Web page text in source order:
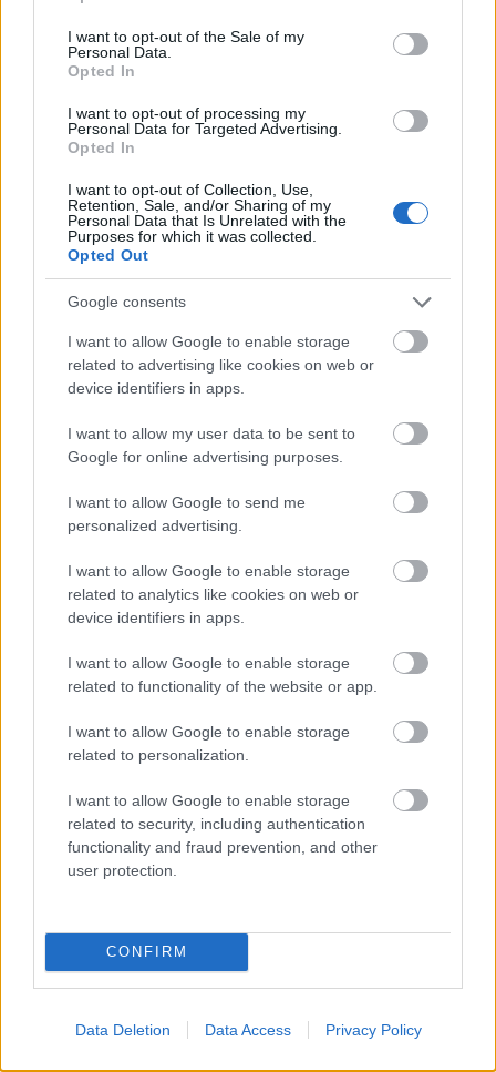
use your data for below specified purposes in below Google
consent section.
I want to opt-out of the Sale of my
Personal Data.
Opted In
I want to opt-out of processing my
Personal Data for Targeted Advertising.
Opted In
I want to opt-out of Collection, Use,
Retention, Sale, and/or Sharing of my
Personal Data that Is Unrelated with the
Purposes for which it was collected.
Opted Out
Google consents
I want to allow Google to enable storage
related to advertising like cookies on web or
device identifiers in apps.
I want to allow my user data to be sent to
Google for online advertising purposes.
I want to allow Google to send me
personalized advertising.
I want to allow Google to enable storage
related to analytics like cookies on web or
device identifiers in apps.
I want to allow Google to enable storage
related to functionality of the website or app.
I want to allow Google to enable storage
related to personalization.
I want to allow Google to enable storage
related to security, including authentication
functionality and fraud prevention, and other
user protection.
CONFIRM
Data Deletion Data Access Privacy Policy
ezzel a számmal! 1874 kilométerrel rövidítik
meg az országban élők életlehetőségeit.
Arcpirító, hogy milliárdokat költöttek a
szentendrei skanzenben újraálmodott
miközben az eredeti ott rohad egy rozsdaette
cukorgyár és egy fonnyadt kukoricatábla
között. Miközben az EU-s regionalitásról
beszélnek, eszükbe sem jut a Szeged-
Mezőhegyes-Battonya- Pécska-Arad vasúti
szárny feltámasztása. Inkább megszűntetik a
battonyai, mezőhegyesi állomást, végleg
megfosztva a régiót attól, hogy valamikor
feltámadjon, hogy újra kialakuljanak a
gazdasági és kulturális együttműködések a
határ túloldalán lévő településekkel.
Mit lehet erre mondani? Semmit. Valamit
mégis. Azoknak, akiknek nem szívügye a
mozdony füstje, azok bízzák a MÁV ügyét
azokra, akik a vasutasban nem egy Koltay
Robi-féle baktert képzelnek el, aki
bukdácsol a töltésen, hanem egy normális
Ajánlott olvasmány
Mindenki az őrült professzort akarja
Gyereknek pornót?
Nem éri meg híres nőt verni